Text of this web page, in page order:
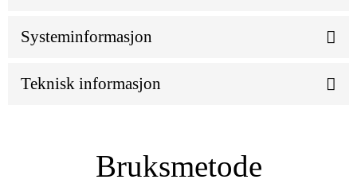
Systeminformasjon
Teknisk informasjon
Bruksmetode